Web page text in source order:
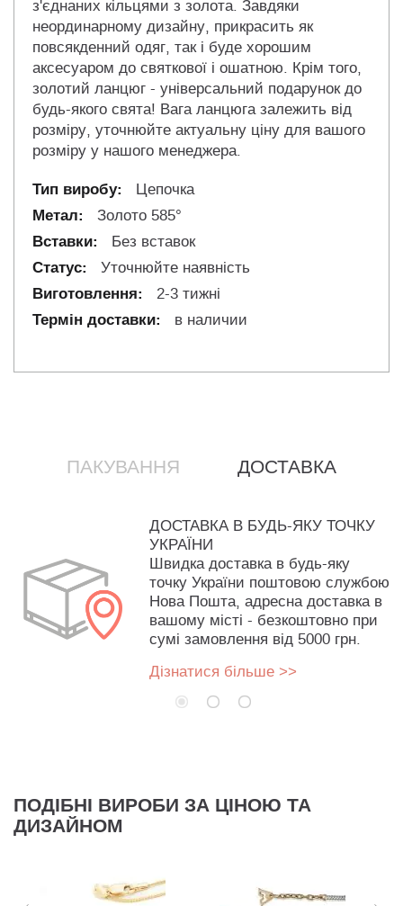
з'єднаних кільцями з золота. Завдяки
неординарному дизайну, прикрасить як
повсякденний одяг, так і буде хорошим
аксесуаром до святкової і ошатною. Крім того,
золотий ланцюг - універсальний подарунок до
будь-якого свята! Вага ланцюга залежить від
розміру, уточнюйте актуальну ціну для вашого
розміру у нашого менеджера.
Цепочка
Золото 585°
Без вставок
Уточнюйте наявність
2-3 тижні
в наличии
ПАКУВАННЯ ДОСТАВКА
ДОСТАВКА В БУДЬ-ЯКУ ТОЧКУ
УКРАЇНИ
Швидка доставка в будь-яку
точку України поштовою службою
Нова Пошта, адресна доставка в
вашому місті - безкоштовно при
сумі замовлення від 5000 грн.
Дізнатися більше >>
ПОДІБНІ ВИРОБИ ЗА ЦІНОЮ ТА
ДИЗАЙНОМ